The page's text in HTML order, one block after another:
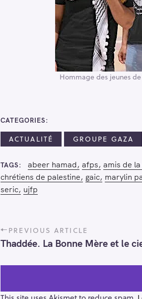
Hommage des jeunes de
CATEGORIES
ACTUALITÉ GROUPE GAZA
TAGS abeer hamad afps amis de
chrétiens de palestine gaic marylin
seric ujfp
P
o
s
t
a
PREVIOUS ARTICLE
Thaddée. La Bonne Mère et le